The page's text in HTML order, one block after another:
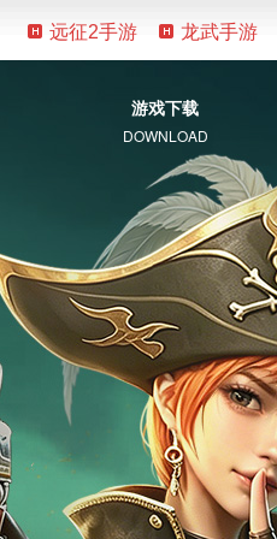
远征2手游 龙武手游
游戏下载
DOWNLOAD
客户端下载
补丁下载
常见问题